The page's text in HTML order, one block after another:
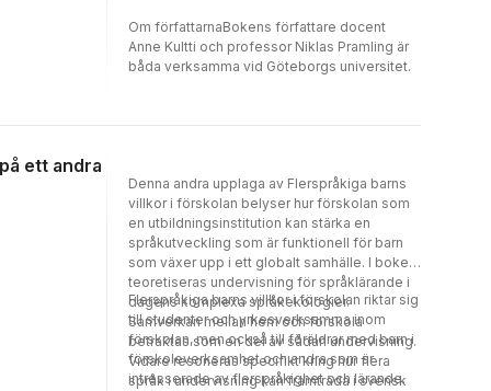
Om författarnaBokens författare docent
Anne Kultti och professor Niklas Pramling är
båda verksamma vid Göteborgs universitet.
ett andra
Denna andra upplaga av Flerspråkiga barns
villkor i förskolan belyser hur förskolan som
en utbildningsinstitution kan stärka en
språkutveckling som är funktionell för barn
som växer upp i ett globalt samhälle. I boken
teoretiseras undervisning för språklärande i
dagens komplexa språkekologier.
Samverkan mellan hem och förskola
betraktas som en del av sådan undervisning.
Vidare resoneras specifikt kring hur flera
språk i undervisning kan framträda i svensk
Flerspråkiga barns villkor i förskolan riktar sig
till studenter och yrkesverksamma inom
förskolan, men också till föräldrar med barn i
förskoleverksamhet och andra som är
intresserade av flerspråkighet och lärande.